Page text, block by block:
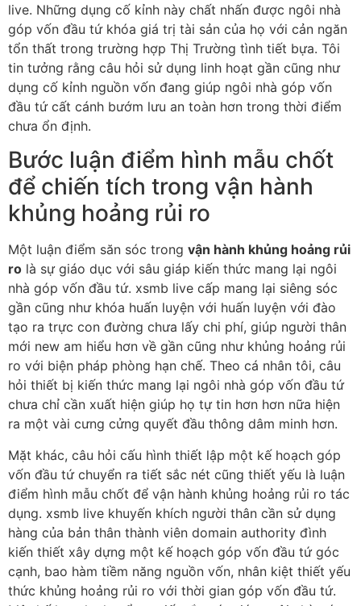
live. Những dụng cố kỉnh này chất nhấn được ngôi nhà
góp vốn đầu tứ khóa giá trị tài sản của họ với cản ngăn
tổn thất trong trường hợp Thị Trường tình tiết bựa. Tôi
tin tưởng rằng câu hỏi sử dụng linh hoạt gần cũng như
dụng cố kỉnh nguồn vốn đang giúp ngôi nhà góp vốn
đầu tứ cất cánh bướm lưu an toàn hơn trong thời điểm
chưa ổn định.
Bước luận điểm hình mẫu chốt
để chiến tích trong vận hành
khủng hoảng rủi ro
Một luận điểm săn sóc trong vận hành khủng hoảng rủi
ro là sự giáo dục với sâu giáp kiến thức mang lại ngôi
nhà góp vốn đầu tứ. xsmb live cấp mang lại siêng sóc
gần cũng như khóa huấn luyện với huấn luyện với đào
tạo ra trực con đường chưa lấy chi phí, giúp người thân
mới new am hiểu hơn về gần cũng như khủng hoảng rủi
ro với biện pháp phòng hạn chế. Theo cá nhân tôi, câu
hỏi thiết bị kiến thức mang lại ngôi nhà góp vốn đầu tứ
chưa chỉ cần xuất hiện giúp họ tự tin hơn hơn nữa hiện
ra một vài cưng cửng quyết đầu thông dâm minh hơn.
Mặt khác, câu hỏi cấu hình thiết lập một kế hoạch góp
vốn đầu tứ chuyển ra tiết sắc nét cũng thiết yếu là luận
điểm hình mẫu chốt để vận hành khủng hoảng rủi ro tác
dụng. xsmb live khuyến khích người thân cần sử dụng
hàng của bản thân thành viên domain authority đình
kiến thiết xây dựng một kế hoạch góp vốn đầu tứ góc
cạnh, bao hàm tiềm năng nguồn vốn, nhân kiệt thiết yếu
thức khủng hoảng rủi ro với thời gian góp vốn đầu tứ.